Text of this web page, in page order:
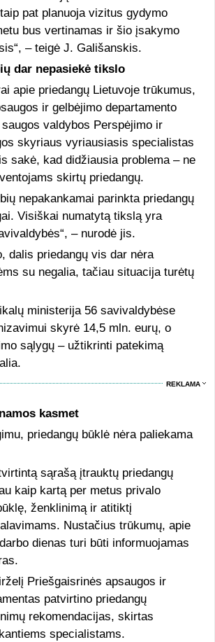
pat planuoja vizitus gydymo
bus vertinamas ir šio įsakymo
– teigė J. Gališanskis.
dar nepasiekė tikslo
apie priedangų Lietuvoje trūkumus,
ir gelbėjimo departamento
valdybos Perspėjimo ir
skyriaus vyriausiasis specialistas
sakė, kad didžiausia problema – ne
skirtų priedangų.
nepakankamai parinkta priedangų
Visiškai numatytą tikslą yra
– nurodė jis.
dalis priedangų vis dar nėra
su negalia, tačiau situacija turėtų
ministerija 56 savivaldybėse
skyrė 14,5 mln. eurų, o
sąlygų – užtikrinti patekimą
REKLAMA
kasmet
priedangų būklė nėra paliekama
sąrašą įtrauktų priedangų
kaip kartą per metus privalo
ženklinimą ir atitiktį
Nustačius trūkumų, apie
dienas turi būti informuojamas
Priešgaisrinės apsaugos ir
patvirtino priedangų
rekomendacijas, skirtas
specialistams.